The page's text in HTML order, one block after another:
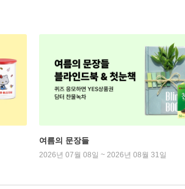
여름의 문장들
2026년 07월 08일 ~ 2026년 08월 31일